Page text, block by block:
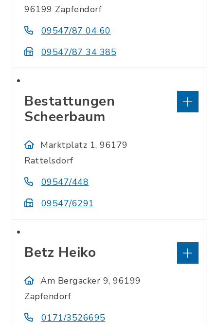
96199 Zapfendorf
09547/87 04 60
09547/87 34 385
Bestattungen
Scheerbaum
Marktplatz 1, 96179
Rattelsdorf
09547/448
09547/6291
Betz Heiko
Am Bergacker 9, 96199
Zapfendorf
0171/3526695